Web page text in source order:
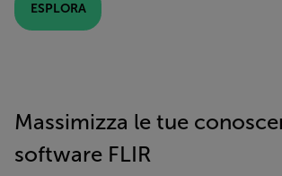
ESPLORA
Massimizza le tue
software FLIR